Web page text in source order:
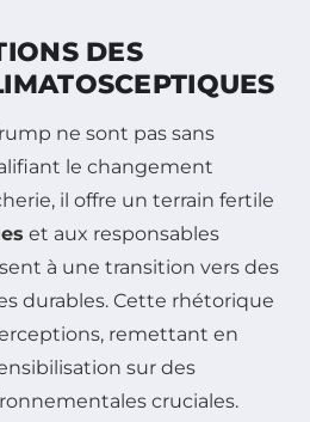
DES
ne sont pas sans
le changement
il offre un terrain fertile
et aux responsables
à une transition vers des
durables. Cette rhétorique
remettant en
sur des
cruciales.